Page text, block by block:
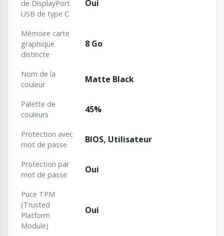
de DisplayPort
USB de type C
Oui
Mémoire carte
graphique
distincte
8 Go
Nom de la
couleur
Matte Black
Palette de
couleurs
45%
Protection avec
mot de passe
BIOS, Utilisateur
Protection par
mot de passe
Oui
Puce TPM
(Trusted
Platform
Module)
Oui